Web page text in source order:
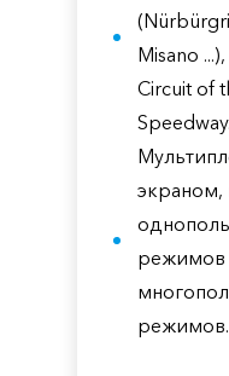
Misano
Circuit of
Speedway.
экраном,
режимов
режимов.